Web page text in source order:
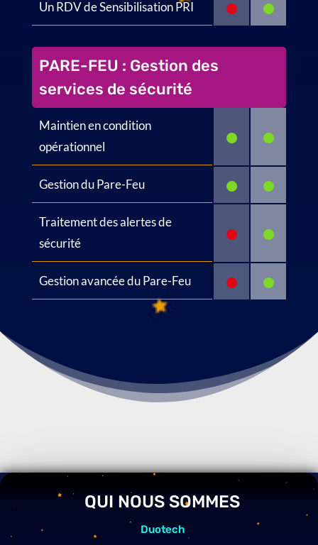
Un RDV de Sensibilisation PRI • •
PARE-FEU : Gestion des
services de sécurité
Maintien en condition
opérationnel
• •
Gestion du Pare-Feu • •
Traitement des alertes de
sécurité
• •
Gestion avancée du Pare-Feu • •
QUI NOUS SOMMES
Duotech